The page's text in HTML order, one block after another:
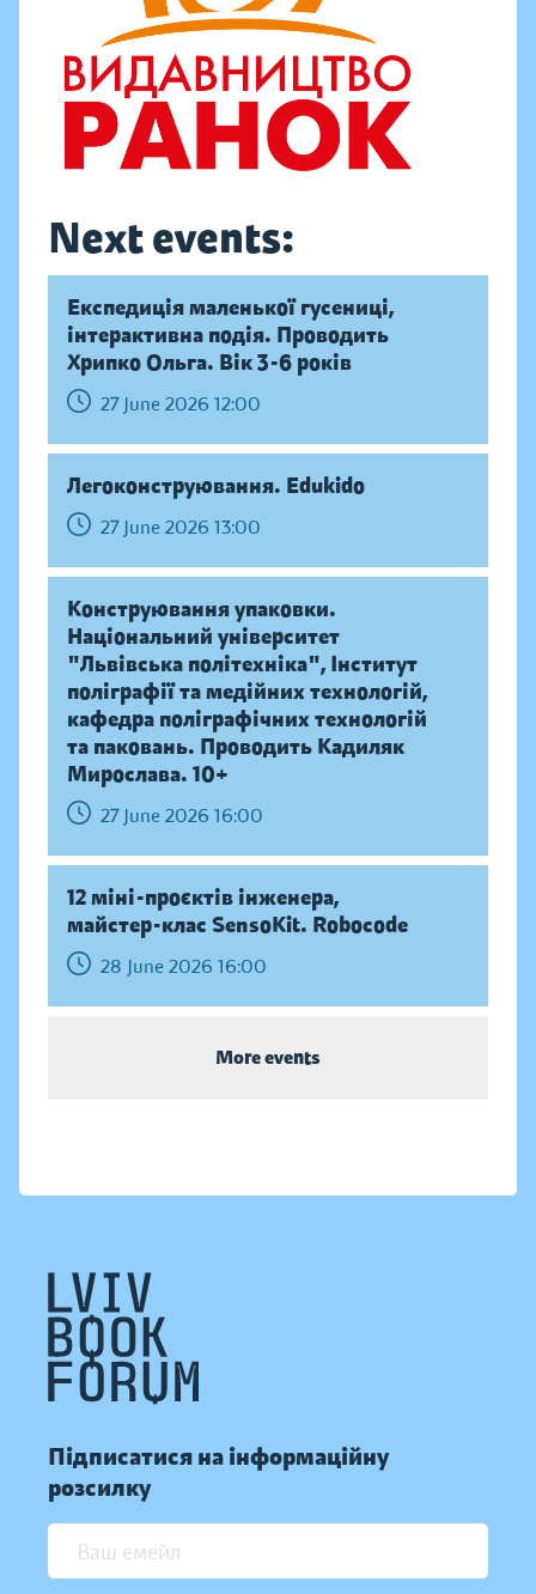
Next events:
Експедиція маленької гусениці,
інтерактивна подія. Проводить
Хрипко Ольга. Вік 3-6 років
27 June 2026 12:00
Легоконструювання. Edukido
27 June 2026 13:00
Конструювання упаковки.
Національний університет
"Львівська політехніка", Інститут
поліграфії та медійних технологій,
кафедра поліграфічних технологій
та паковань. Проводить Кадиляк
Мирослава. 10+
27 June 2026 16:00
12 міні-проєктів інженера,
майстер-клас SensoKit. Robocode
28 June 2026 16:00
More events
Підписатися на інформаційну
розсилку